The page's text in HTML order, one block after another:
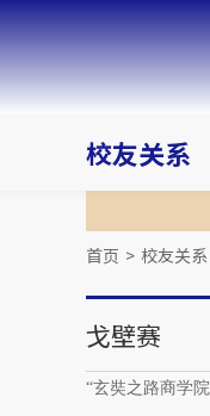
校友关系
首页 > 校友关系
戈壁赛
“玄奘之路商学